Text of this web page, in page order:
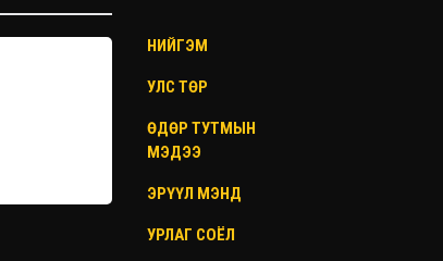
НИЙГЭМ
УЛС ТӨР
ӨДӨР ТУТМЫН
МЭДЭЭ
ЭРҮҮЛ МЭНД
УРЛАГ СОЁЛ